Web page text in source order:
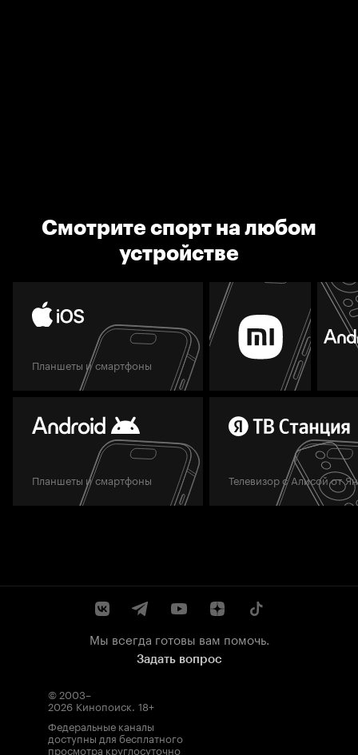
Смотрите спорт на любом
устройстве
Планшеты и смартфоны
Планшеты и смартфоны Телевизор с Алисой от
Мы всегда готовы вам помочь.
Задать вопрос
© 2003–
2026 Кинопоиск. 18+
Федеральные каналы
доступны для бесплатного
просмотра круглосуточно